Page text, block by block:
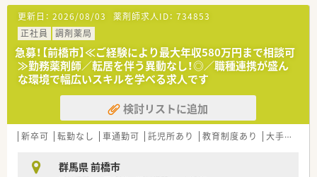
更新日： 2026/08/03 薬剤師求人ID： 734853
正社員
調剤薬局
急募！【前橋市】≪ご経験により最大年収580万円まで相談可
≫勤務薬剤師／転居を伴う異動なし！◎／職種連携が盛ん
な環境で幅広いスキルを学べる求人です
検討リストに追加
新卒可 転勤なし 車通勤可 託児所あり 教育制度あり 大手チェーン以外
群馬県 前橋市